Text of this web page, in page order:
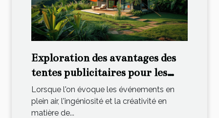
Exploration des avantages des
tentes publicitaires pour les
événements extérieurs
Lorsque l'on évoque les événements en
plein air, l'ingéniosité et la créativité en
matière de...